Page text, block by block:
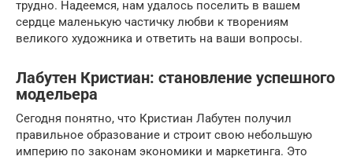
трудно. Надеемся, нам удалось поселить в вашем
сердце маленькую частичку любви к творениям
великого художника и ответить на ваши вопросы.
Лабутен Кристиан: становление успешного
модельера
Сегодня понятно, что Кристиан Лабутен получил
правильное образование и строит свою небольшую
империю по законам экономики и маркетинга. Это